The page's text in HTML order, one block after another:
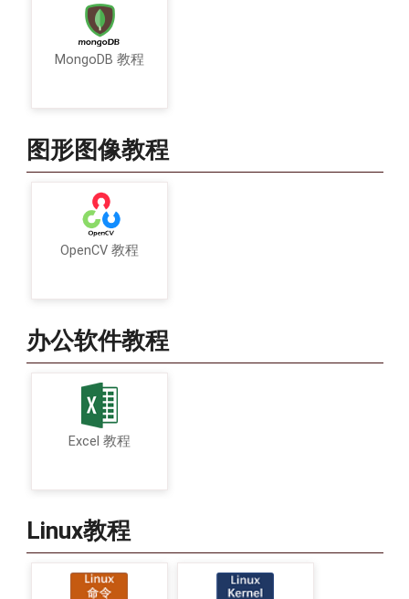
MongoDB 教程
图形图像教程
OpenCV 教程
办公软件教程
Excel 教程
Linux教程